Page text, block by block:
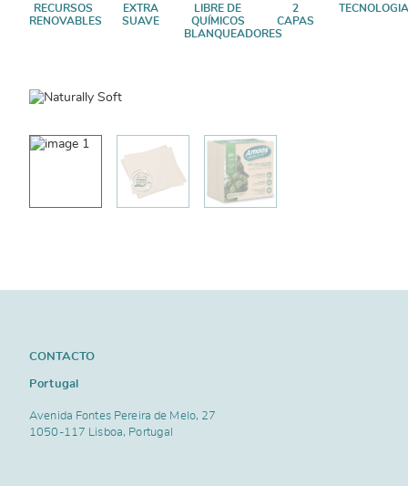
RECURSOS
RENOVABLES
EXTRA
SUAVE
LIBRE DE
QUÍMICOS
BLANQUEADORES
2
CAPAS
TECNOLOGIA
CONTACTO
Portugal
Avenida Fontes Pereira de Melo, 27
1050-117 Lisboa, Portugal